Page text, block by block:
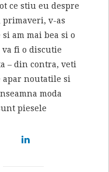
ce stiu eu despre
primaveri, v-as
am mai bea si o
fi o discutie
– din contra, veti
apar noutatile si
moda
piesele